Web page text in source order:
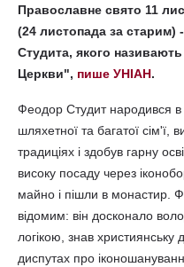
Православне свято 11
(24 листопада за старим)
Студита, якого
Церкви", пише УНІАН.
Феодор Студит народився в
шляхетної та багатої сім'ї,
традиціях і здобув гарну
високу посаду через
майно і пішли в монастир.
відомим: він досконало
логікою, знав християнську
диспутах про